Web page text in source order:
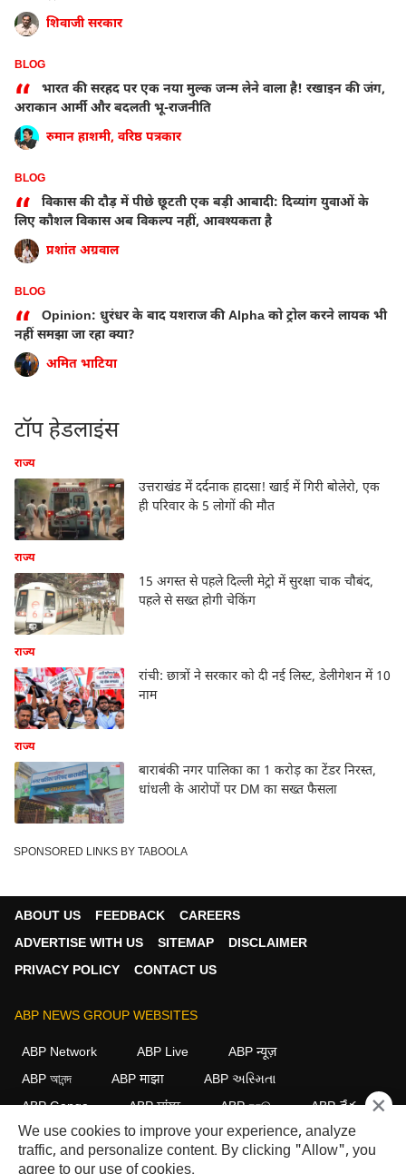
शिवाजी सरकार
BLOG
“
भारत की सरहद पर एक नया मुल्क जन्म लेने वाला है! रखाइन की जंग,
अराकान आर्मी और बदलती भू-राजनीति
रुमान हाशमी, वरिष्ठ पत्रकार
BLOG
“
विकास की दौड़ में पीछे छूटती एक बड़ी आबादी: दिव्यांग युवाओं के
लिए कौशल विकास अब विकल्प नहीं, आवश्यकता है
प्रशांत अग्रवाल
BLOG
“
Opinion: धुरंधर के बाद यशराज की Alpha को ट्रोल करने लायक भी
नहीं समझा जा रहा क्या?
अमित भाटिया
टॉप हेडलाइंस
राज्य
उत्तराखंड में दर्दनाक हादसा! खाई में गिरी बोलेरो, एक
ही परिवार के 5 लोगों की मौत
राज्य
15 अगस्त से पहले दिल्ली मेट्रो में सुरक्षा चाक चौबंद,
पहले से सख्त होगी चेकिंग
राज्य
रांची: छात्रों ने सरकार को दी नई लिस्ट, डेलीगेशन में 10
नाम
राज्य
बाराबंकी नगर पालिका का 1 करोड़ का टेंडर निरस्त,
धांधली के आरोपों पर DM का सख्त फैसला
SPONSORED LINKS BY TABOOLA
ABOUT US FEEDBACK
CAREERS
ADVERTISE WITH US
SITEMAP
DISCLAIMER
PRIVACY POLICY
CONTACT US
ABP NEWS GROUP WEBSITES
ABP Network ABP Live
ABP न्यूज़
ABP আনন্দ
ABP माझा
ABP અસ્મિતા
ABP Ganga
ABP ਸਾਂਝਾ ABP நாடு ABP దేశం
FOLLOW US
×
We use cookies to improve your experience, analyze
traffic, and personalize content. By clicking "Allow", you